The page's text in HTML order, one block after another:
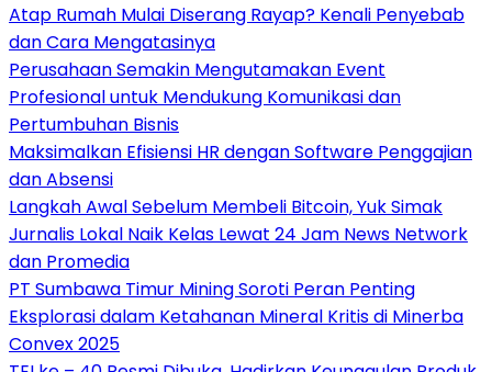
Atap Rumah Mulai Diserang Rayap? Kenali Penyebab
dan Cara Mengatasinya
Perusahaan Semakin Mengutamakan Event
Profesional untuk Mendukung Komunikasi dan
Pertumbuhan Bisnis
Maksimalkan Efisiensi HR dengan Software Penggajian
dan Absensi
Langkah Awal Sebelum Membeli Bitcoin, Yuk Simak
Jurnalis Lokal Naik Kelas Lewat 24 Jam News Network
dan Promedia
PT Sumbawa Timur Mining Soroti Peran Penting
Eksplorasi dalam Ketahanan Mineral Kritis di Minerba
Convex 2025